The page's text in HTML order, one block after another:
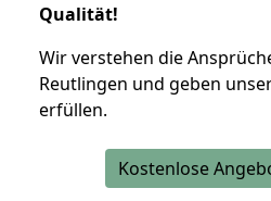
Qualität!
Wir verstehen die
Reutlingen und geben
erfüllen.
Kostenlose